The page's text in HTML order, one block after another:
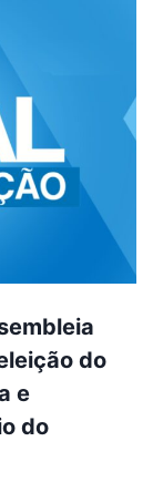
do
e
do